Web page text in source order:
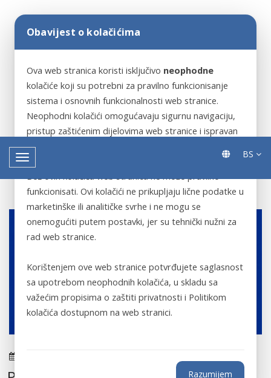
Obavijest o kolačićima
Ova web stranica koristi isključivo neophodne
kolačiće koji su potrebni za pravilno funkcionisanje
sistema i osnovnih funkcionalnosti web stranice.
Neophodni kolačići omogućavaju sigurnu navigaciju,
pristup zaštićenim dijelovima web stranice i ispravan
rad ključnih servisa.
Bez ovih kolačića web stranica ne može pravilno
funkcionisati. Ovi kolačići ne prikupljaju lične podatke u
marketinške ili analitičke svrhe i ne mogu se
onemogućiti putem postavki, jer su tehnički nužni za
rad web stranice.
Korištenjem ove web stranice potvrđujete saglasnost
sa upotrebom neophodnih kolačića, u skladu sa
važećim propisima o zaštiti privatnosti i Politikom
kolačića dostupnom na web stranici.
Razumijem
BS